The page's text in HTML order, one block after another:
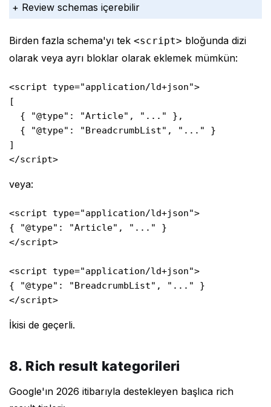
+ Review schemas içerebilir
Birden fazla schema'yı tek <script> bloğunda dizi
olarak veya ayrı bloklar olarak eklemek mümkün:
<script type="application/ld+json">
[
  { "@type": "Article", "..." },
  { "@type": "BreadcrumbList", "..." }
]
</script>
veya:
<script type="application/ld+json">
{ "@type": "Article", "..." }
</script>
<script type="application/ld+json">
{ "@type": "BreadcrumbList", "..." }
</script>
İkisi de geçerli.
8. Rich result kategorileri
Google'ın 2026 itibarıyla destekleyen başlıca rich